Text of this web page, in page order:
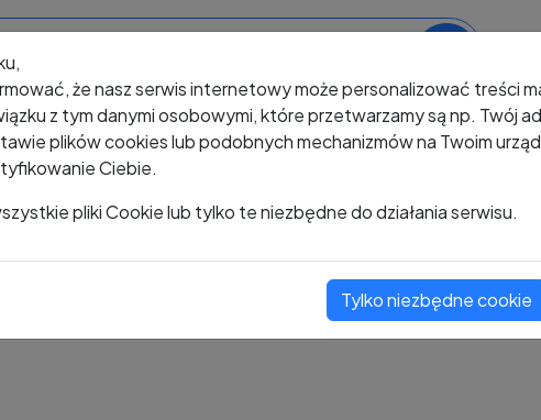
+48 732 127 556
Oceń ten numer
że nasz serwis internetowy może personalizować treści
z tym danymi osobowymi, które przetwarzamy są np. Twój
plików cookies lub podobnych mechanizmów na Twoim
Ciebie.
pliki Cookie lub tylko te niezbędne do działania serwisu.
Tylko niezbędne cookie